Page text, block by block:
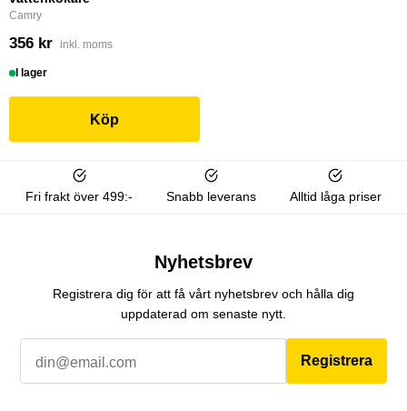
Camry
356 kr inkl. moms
I lager
Köp
Fri frakt över 499:- Snabb leverans Alltid låga priser
Nyhetsbrev
Registrera dig för att få vårt nyhetsbrev och hålla dig
uppdaterad om senaste nytt.
Registrera